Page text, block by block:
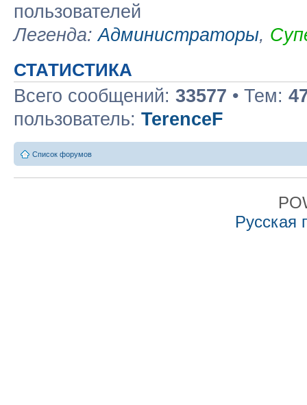
пользователей
Легенда:Администраторы,
СТАТИСТИКА
Всего сообщений: 33577 • Тем:
пользователь: TerenceF
Список форумов
Русская